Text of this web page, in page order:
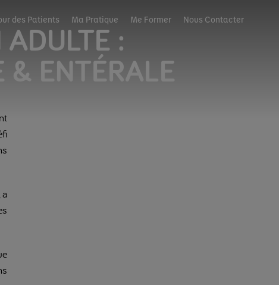
des Patients Ma Pratique Me Former Nous Contacter
ADULTE :
ENTÉRALE